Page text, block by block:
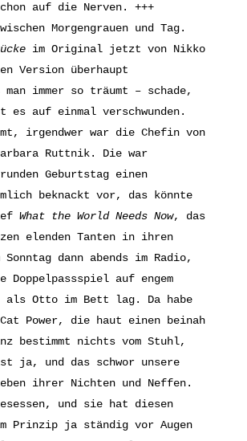
auf die Nerven. +++
Morgengrauen und Tag.
im Original jetzt von Nikko
Version überhaupt
immer so träumt – schade,
auf einmal verschwunden.
irgendwer war die Chefin von
Ruttnik. Die war
Geburtstag einen
beknackt vor, das könnte
What the World Needs Now, das
elenden Tanten in ihren
dann abends im Radio,
auf engem
als Otto im Bett lag. Da habe
Power, die haut einen beinah
bestimmt nichts vom Stuhl,
ja, und das schwor unsere
ihrer Nichten und Neffen.
und sie hat diesen
Prinzip ja ständig vor Augen